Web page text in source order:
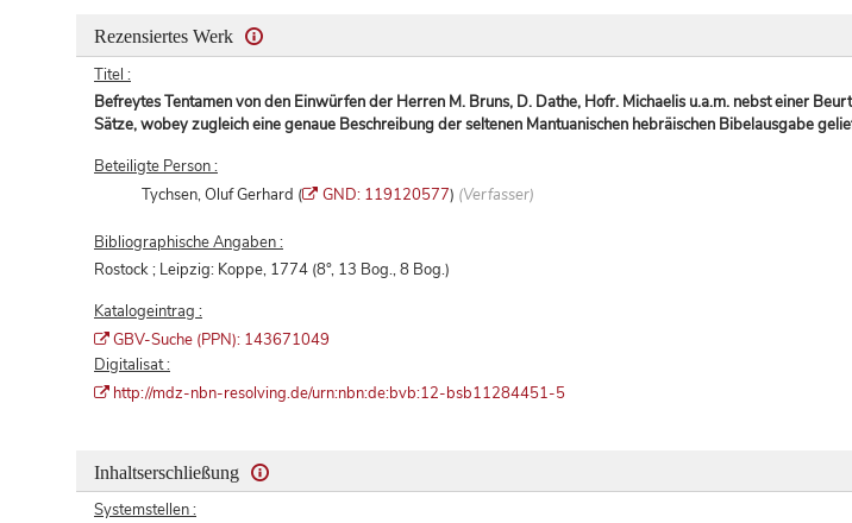
Rezensiertes Werk
Titel :
Befreytes Tentamen von den Einwürfen der Herren M. Bruns, D. Dathe, Hofr. Michaelis u.a.m. nebst einer
Sätze, wobey zugleich eine genaue Beschreibung der seltenen Mantuanischen hebräischen Bibelausgabe
Beteiligte Person :
Tychsen, Oluf Gerhard (
GND: 119120577) (Verfasser)
Bibliographische Angaben :
Rostock ; Leipzig: Koppe, 1774 (8°, 13 Bog., 8 Bog.)
Katalogeintrag :
GBV-Suche (PPN): 143671049
Digitalisat :
http://mdz-nbn-resolving.de/urn:nbn:de:bvb:12-bsb11284451-5
Inhaltserschließung
Systemstellen :